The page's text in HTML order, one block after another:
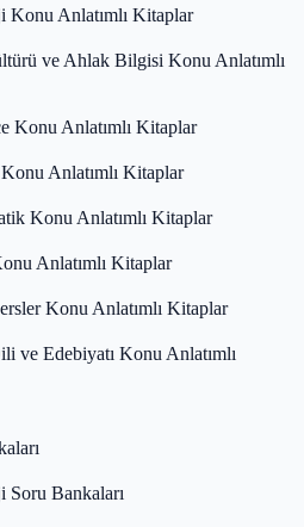
Konu Anlatımlı Kitaplar
ve Ahlak Bilgisi Konu Anlatımlı
Konu Anlatımlı Kitaplar
Anlatımlı Kitaplar
Konu Anlatımlı Kitaplar
Anlatımlı Kitaplar
Konu Anlatımlı Kitaplar
ve Edebiyatı Konu Anlatımlı
Soru Bankaları